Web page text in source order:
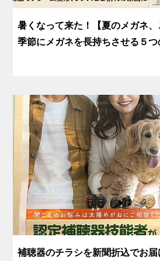
暑くなって来た！【夏のメガネ
季節にメガネを長持ちさせる５つ
補聴器のチラシを新聞折込でお